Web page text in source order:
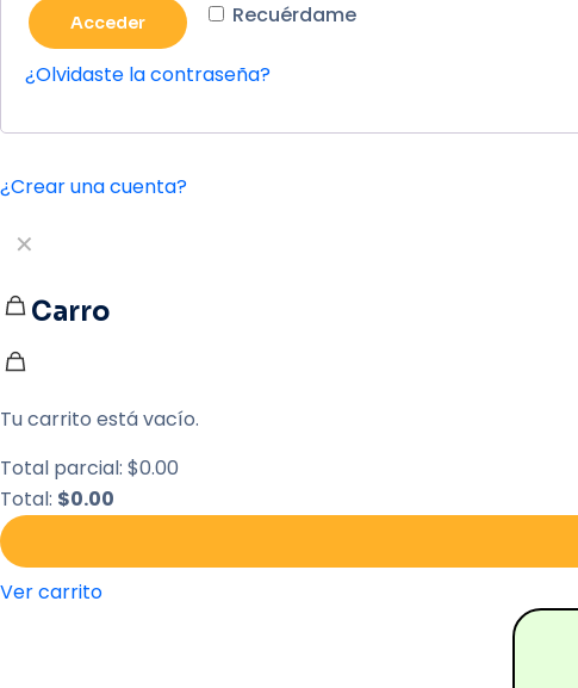
Recuérdame
Acceder
¿Olvidaste la contraseña?
¿Crear una cuenta?
✕
Carro
Tu carrito está vacío.
Total parcial: $0.00
Total: $0.00
Ver carrito